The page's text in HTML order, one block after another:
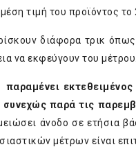
τιμή του προϊόντος το
διάφορα τρικ
να εκφεύγουν του μέτρου.
παρά τις
άνοδο σε ετήσια
μέτρων είναι